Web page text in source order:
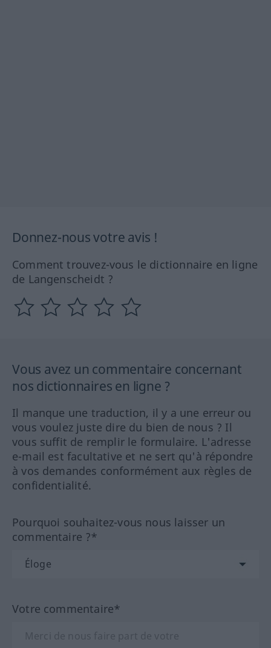
Donnez-nous votre avis !
Comment trouvez-vous le dictionnaire en ligne
de Langenscheidt ?
Vous avez un commentaire concernant
nos dictionnaires en ligne ?
Il manque une traduction, il y a une erreur ou
vous voulez juste dire du bien de nous ? Il
vous suffit de remplir le formulaire. L'adresse
e-mail est facultative et ne sert qu'à répondre
à vos demandes conformément aux règles de
confidentialité.
Pourquoi souhaitez-vous nous laisser un
commentaire ?*
Votre commentaire*